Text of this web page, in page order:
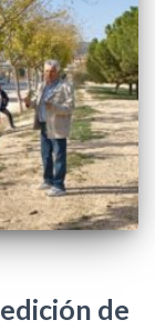
de